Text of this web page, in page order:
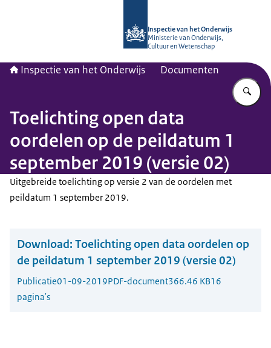
Inspectie van het Onderwijs
Ministerie van Onderwijs,
Cultuur en Wetenschap
Inspectie van het Onderwijs Documenten
Toelichting open data
oordelen op de peildatum 1
september 2019 (versie 02)
Uitgebreide toelichting op versie 2 van de oordelen met
peildatum 1 september 2019.
Download: Toelichting open data oordelen op
de peildatum 1 september 2019 (versie 02)
Publicatie01-09-2019PDF-document366.46 KB16
pagina's